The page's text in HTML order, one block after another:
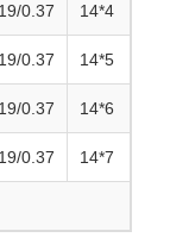
4*14
19/0.37
5*14
19/0.37
6*14
19/0.37
7*14
19/0.37